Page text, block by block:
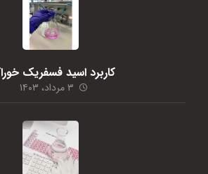
کاربرد اسید فسفریک
۳ مرداد، ۱۴۰۳